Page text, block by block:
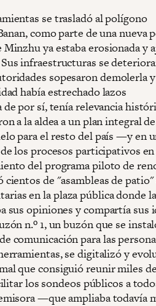
se trasladó al polígono
como parte de una nueva
ya estaba erosionada y
infraestructuras se
sopesaron demolerla y
había estrechado lazos
por sí, tenía relevancia
a la aldea a un plan integral de
para el resto del país —y en
los procesos participativos
del programa piloto de
de "asambleas de patio"
en la plaza pública donde la
sus opiniones y compartía sus
n.º 1, un buzón que se
comunicación para las
se digitalizó y
que consiguió reunir miles de
los sondeos públicos a
—que ampliaba todavía